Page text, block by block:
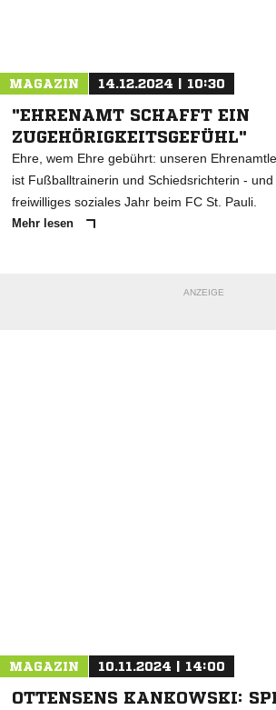
MAGAZIN 14.12.2024 | 10:30
"EHRENAMT SCHAFFT EIN
ZUGEHÖRIGKEITSGEFÜHL"
Ehre, wem Ehre gebührt: unseren
ist Fußballtrainerin und Schiedsrichterin -
freiwilliges soziales Jahr beim FC St. Pauli.
Mehr lesen
ANZEIGE
MAGAZIN 10.11.2024 | 14:00
OTTENSENS KANKOWSKI: